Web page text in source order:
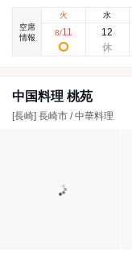
空席
情報
火
8/11
水
12
中国料理 桃苑
[長崎] 長崎市 / 中華料理